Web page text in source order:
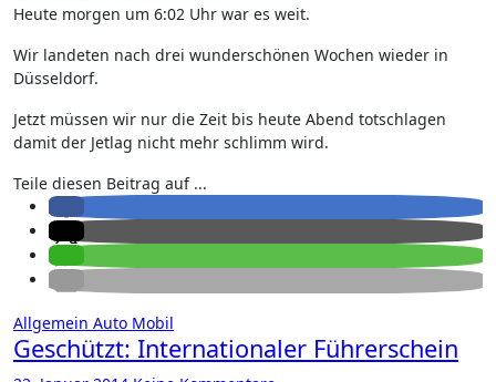
Heute morgen um 6:02 Uhr war es weit.
Wir landeten nach drei wunderschönen Wochen wieder in
Düsseldorf.
Jetzt müssen wir nur die Zeit bis heute Abend totschlagen
damit der Jetlag nicht mehr schlimm wird.
Teile diesen Beitrag auf ...
Allgemein Auto Mobil
Geschützt: Internationaler Führerschein